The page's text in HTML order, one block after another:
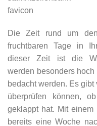
Die Zeit rund um
fruchtbaren Tage in
dieser Zeit ist die
werden besonders
bedacht werden. Es
überprüfen können,
geklappt hat. Mit
bereits eine Woche